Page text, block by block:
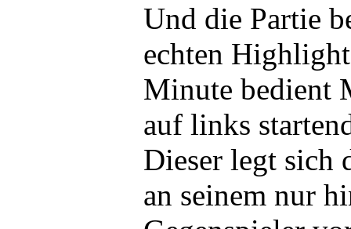
Und die Partie
echten
Minute bedient
auf links
Dieser legt sich
an seinem nur